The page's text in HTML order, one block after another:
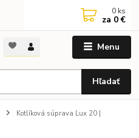
Menu
Hľadať
0 ks
za 0 €
Kotlíková súprava Lux 20 |